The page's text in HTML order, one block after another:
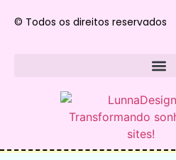
© Todos os direitos reservados